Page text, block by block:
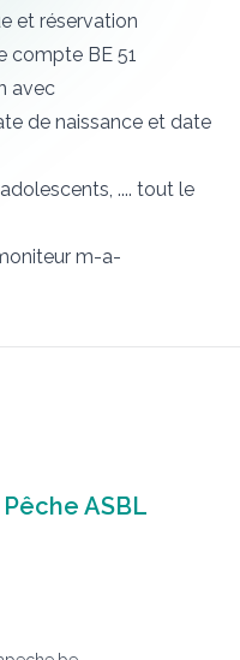
et réservation
compte BE 51
avec
de naissance et date
.... tout le
m-a-
ASBL